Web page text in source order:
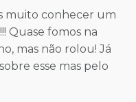
muito conhecer um
Quase fomos na
mas não rolou! Já
esse mas pelo